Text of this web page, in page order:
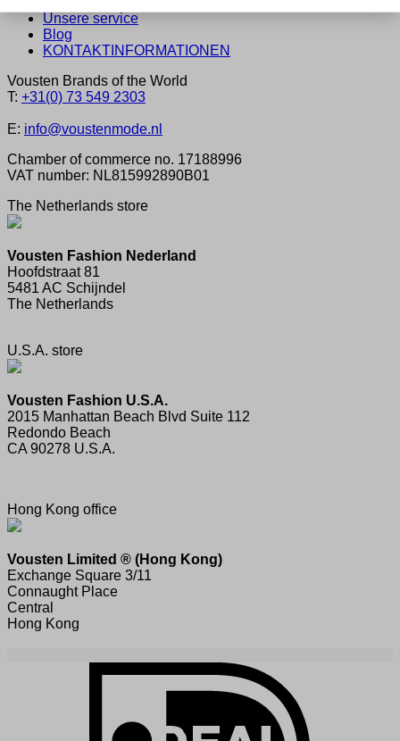
Unsere service
Blog
KONTAKTINFORMATIONEN
Vousten Brands of the World
T: +31(0) 73 549 2303
E: info@voustenmode.nl
Chamber of commerce no. 17188996
VAT number: NL815992890B01
The Netherlands store
Vousten Fashion Nederland
Hoofdstraat 81
5481 AC Schijndel
The Netherlands
U.S.A. store
Vousten Fashion U.S.A.
2015 Manhattan Beach Blvd Suite 112
Redondo Beach
CA 90278 U.S.A.
Hong Kong office
Vousten Limited ® (Hong Kong)
Exchange Square 3/11
Connaught Place
Central
Hong Kong